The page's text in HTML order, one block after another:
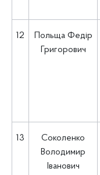
12
Польща Федір
Григорович
13
Соколенко
Володимир
Іванович